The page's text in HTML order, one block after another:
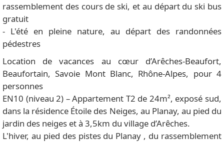
rassemblement des cours de ski, et au départ du ski bus
gratuit
- L'été en pleine nature, au départ des randonnées
pédestres
Location de vacances au cœur d’Arêches-Beaufort,
Beaufortain, Savoie Mont Blanc, Rhône-Alpes, pour 4
personnes
EN10 (niveau 2) – Appartement T2 de 24m², exposé sud,
dans la résidence Étoile des Neiges, au Planay, au pied du
jardin des neiges et à 3,5km du village d’Arêches.
L'hiver, au pied des pistes du Planay , du rassemblement